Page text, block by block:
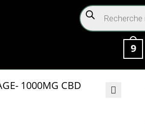
9